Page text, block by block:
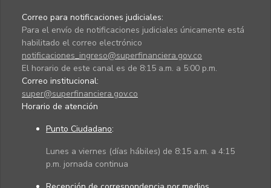
Correo para notificaciones judiciales:
Para el envío de notificaciones judiciales únicamente está
habilitado el correo electrónico
notificaciones_ingreso@superfinanciera.gov.co
El horario de este canal es de 8:15 a.m. a 5:00 p.m.
Correo institucional:
super@superfinanciera.gov.co
Horario de atención
Punto Ciudadano:
Lunes a viernes (días hábiles) de 8:15 a.m. a 4:15
p.m. jornada continua